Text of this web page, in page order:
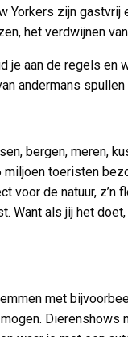
zijn
het verdwijnen
je aan de regels
andermans spullen
bergen, meren,
toeristen
de natuur, z’n
Want als jij het
met
Dierenshows